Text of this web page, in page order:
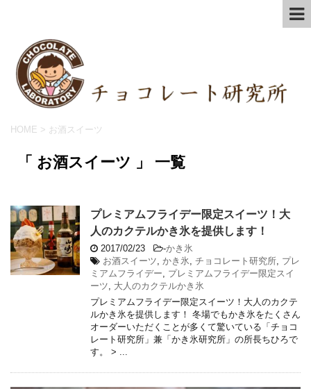
HOME > お酒スイーツ
「 お酒スイーツ 」 一覧
プレミアムフライデー限定スイーツ！大
人のカクテルかき氷を提供します！
2017/02/23 -かき氷
お酒スイーツ かき氷 チョコレート研究所 プレ
ミアムフライデー
プレミアムフライデー限定スイ
ーツ
大人のカクテルかき氷
プレミアムフライデー限定スイーツ！大人のカクテ
ルかき氷を提供します！ 冬場でもかき氷をたくさん
オーダーいただくことが多くて驚いている「チョコ
レート研究所」兼「かき氷研究所」の所長ちひろで
す。 > ...